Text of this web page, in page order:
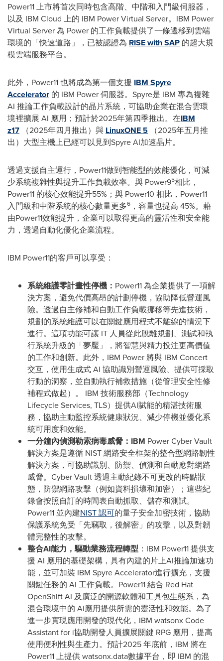
Power11 上市將首次同時包含高階、中階和入門級伺服器，
以及 IBM Cloud 上的 IBM Power Virtual Server。IBM Power
Virtual Server 為 Power 的工作負載提供了一條遷移到雲端
環境的「快速道路」，已被認證為 RISE with SAP 的超大規
模雲端服務平台。
此外，Power11 也將成為第一個支援 IBM Spyre
Accelerator 的 IBM Power 伺服器。Spyre是 IBM 專為複雜
AI 推論工作負載設計的晶片系統，可協助企業在混合雲環
境裡擴展 AI 應用；預計於2025年第四季推出。在IBM
z17 （2025年四月推出）與 LinuxONE 5 （2025年五月推
出）大型主機上已經可以見到Spyre AI加速晶片。
透過支援自主運行，Power11做到智能型的效能優化，可減
少系統複雜性與提升工作負載效率。與 Power95相比，
Power11 的核心效能提升55%；與 Power10 相比，Power11
入門級和中階系統的核心數量更多6 ，容量也提高 45%。藉
由Power11效能提升，企業可以取得更高的靈活性和安全能
力，透過自動化優化企業流程。
IBM Power11的客戶可以享受：
系統維護零計畫性停機： Power11 為企業提供了一項解
決方案，避免代價高昂的計劃停機，協助降低營運風
險。透過自主修補和自動工作負載挪移等先進技術，
規劃的系統維護可以在關鍵應用程式不離線的情況下
進行。這項功能可讓 IT 人員從此脫離規劃、測試和執
行系統升級的「夢魘」，將智慧與精力投注更高價值
的工作和創新。此外，IBM Power 將與 IBM Concert
交互，使用生成式 AI 協助識別營運風險、提供可採取
行動的洞察，並自動執行補救措施（從管理安全性修
補程式做起）。 IBM 技術服務部（Technology
Lifecycle Services, TLS）提供AI賦能的精湛技術服
務，協助主動監控系統健康狀況、減少停機並優化系
統可用度和效能。
一分鐘內偵測勒索病毒威脅： IBM Power Cyber Vault
解決方案是遵循 NIST 網路安全框架的整合型網路韌性
解決方案，可協助識別、防禦、偵測和自動應對網路
威脅。Cyber Vault 透過主動紀錄不可更改的時點狀
態，防禦網路攻擊（例如資料損壞和加密）；這些紀
錄會按照自訂的時間表自動抓取、儲存和測試。
Power11 並內建NIST 認可的量子安全加密技術，協助
保護系統免受「先竊取，後解密」的攻擊，以及對韌
體完整性的攻擊。
整合AI能力，驅動業務流程轉型 ：IBM Power11 提供支
援 AI 應用的基礎架構，具有內建的片上AI推論加速功
能，並可加裝 IBM Spyre Accelerator進行擴充，支援
關鍵任務的 AI 工作負載。Power11 結合 Red Hat
OpenShift AI 及廣泛的開源軟體和工具包生態系，為
混合環境中的 AI應用提供所需的靈活性和效能。為了
進一步實現應用開發的現代化，IBM watsonx Code
Assistant for i協助開發人員擴展關鍵 RPG 應用，提高
使用便利性與生產力。預計2025 年底前，IBM 將在
Power11 上提供 watsonx.data數據平台，即 IBM 的混